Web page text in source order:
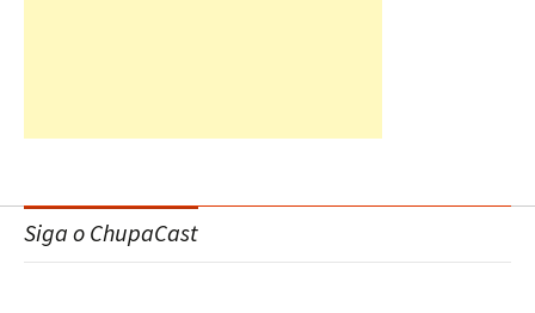
Siga o ChupaCast